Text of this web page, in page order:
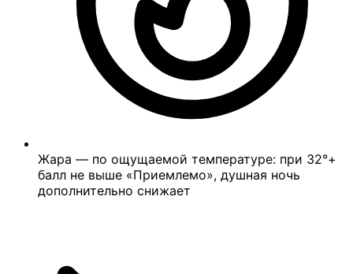
Жара — по ощущаемой температуре: при 32°+
балл не выше «Приемлемо», душная ночь
дополнительно снижает